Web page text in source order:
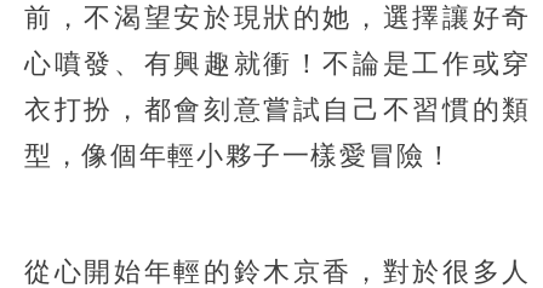
前，不渴望安於現狀的她，選擇讓好奇
心噴發、有興趣就衝！不論是工作或穿
衣打扮，都會刻意嘗試自己不習慣的類
型，像個年輕小夥子一樣愛冒險！
從心開始年輕的鈴木京香，對於很多人